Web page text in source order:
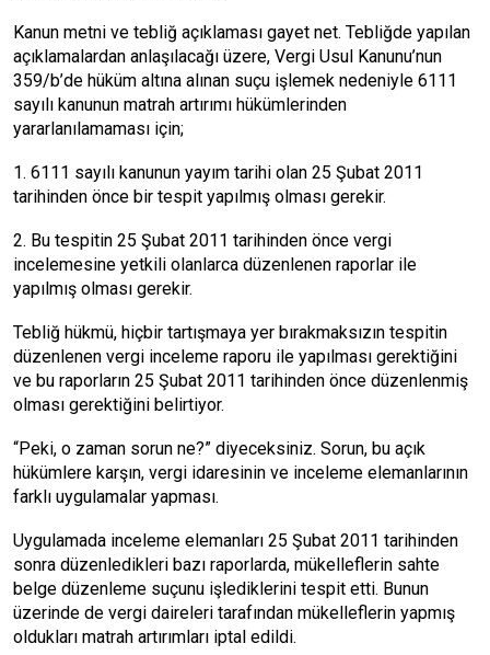
Kanun metni ve tebliğ açıklaması gayet net. Tebliğde yapılan
açıklamalardan anlaşılacağı üzere, Vergi Usul Kanunu’nun
359/b’de hüküm altına alınan suçu işlemek nedeniyle 6111
sayılı kanunun matrah artırımı hükümlerinden
yararlanılamaması için;
1. 6111 sayılı kanunun yayım tarihi olan 25 Şubat 2011
tarihinden önce bir tespit yapılmış olması gerekir.
2. Bu tespitin 25 Şubat 2011 tarihinden önce vergi
incelemesine yetkili olanlarca düzenlenen raporlar ile
yapılmış olması gerekir.
Tebliğ hükmü, hiçbir tartışmaya yer bırakmaksızın tespitin
düzenlenen vergi inceleme raporu ile yapılması gerektiğini
ve bu raporların 25 Şubat 2011 tarihinden önce düzenlenmiş
olması gerektiğini belirtiyor.
“Peki, o zaman sorun ne?” diyeceksiniz. Sorun, bu açık
hükümlere karşın, vergi idaresinin ve inceleme elemanlarının
farklı uygulamalar yapması.
Uygulamada inceleme elemanları 25 Şubat 2011 tarihinden
sonra düzenledikleri bazı raporlarda, mükelleflerin sahte
belge düzenleme suçunu işlediklerini tespit etti. Bunun
üzerinde de vergi daireleri tarafından mükelleflerin yapmış
oldukları matrah artırımları iptal edildi.